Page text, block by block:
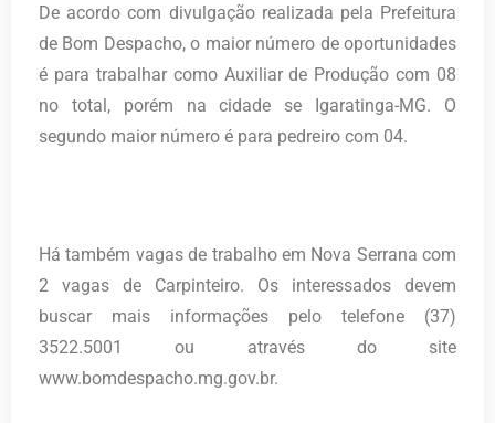
De acordo com divulgação realizada pela Prefeitura
de Bom Despacho, o maior número de oportunidades
é para trabalhar como Auxiliar de Produção com 08
no total, porém na cidade se Igaratinga-MG. O
segundo maior número é para pedreiro com 04.
Há também vagas de trabalho em Nova Serrana com
2 vagas de Carpinteiro. Os interessados devem
buscar mais informações pelo telefone (37)
3522.5001 ou através do site
www.bomdespacho.mg.gov.br.